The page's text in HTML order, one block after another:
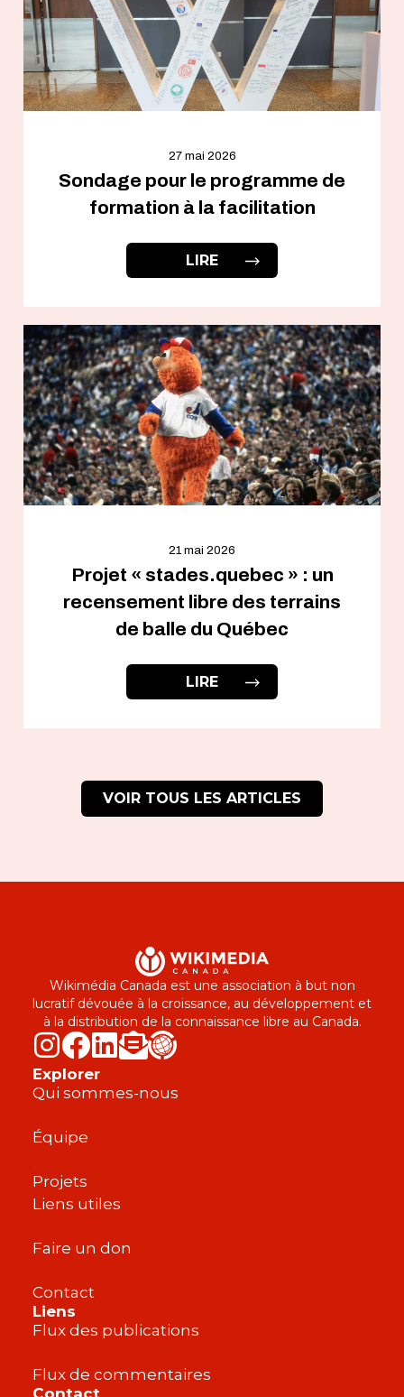
27 mai 2026
Sondage pour le programme de
formation à la facilitation
LIRE
21 mai 2026
Projet « stades.quebec » : un
recensement libre des terrains
de balle du Québec
LIRE
VOIR TOUS LES ARTICLES
Wikimédia Canada est une association à but non
lucratif dévouée à la croissance, au développement et
à la distribution de la connaissance libre au Canada.
Explorer
Qui sommes-nous
Équipe
Projets
Liens utiles
Faire un don
Contact
Liens
Flux des publications
Flux de commentaires